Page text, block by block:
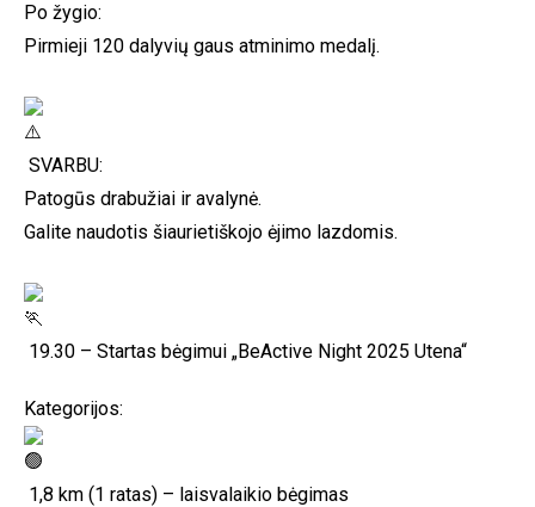
Po žygio:
Pirmieji 120 dalyvių gaus atminimo medalį.
SVARBU:
Patogūs drabužiai ir avalynė.
Galite naudotis šiaurietiškojo ėjimo lazdomis.
19.30 – Startas bėgimui „BeActive Night 2025 Utena“
Kategorijos:
1,8 km (1 ratas) – laisvalaikio bėgimas